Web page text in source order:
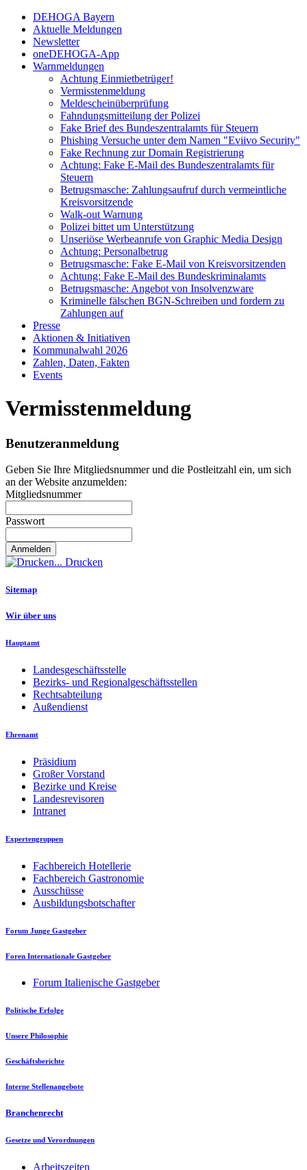
DEHOGA Bayern
Aktuelle Meldungen
Newsletter
oneDEHOGA-App
Warnmeldungen
Achtung Einmietbetrüger!
Vermisstenmeldung
Meldescheinüberprüfung
Fahndungsmitteilung der Polizei
Fake Brief des Bundeszentralamts für Steuern
Phishing Versuche unter dem Namen "Eviivo Security"
Fake Rechnung zur Domain Registrierung
Achtung: Fake E-Mail des Bundeszentralamts für
Steuern
Betrugsmasche: Zahlungsaufruf durch vermeintliche
Kreisvorsitzende
Walk-out Warnung
Polizei bittet um Unterstützung
Unseriöse Werbeanrufe von Graphic Media Design
Achtung: Personalbetrug
Betrugsmasche: Fake E-Mail von Kreisvorsitzenden
Achtung: Fake E-Mail des Bundeskriminalamts
Betrugsmasche: Angebot von Insolvenzware
Kriminelle fälschen BGN-Schreiben und fordern zu
Zahlungen auf
Presse
Aktionen & Initiativen
Kommunalwahl 2026
Zahlen, Daten, Fakten
Events
Vermisstenmeldung
Benutzeranmeldung
Geben Sie Ihre Mitgliedsnummer und die Postleitzahl ein, um sich
an der Website anzumelden:
Mitgliedsnummer
Passwort
Drucken
Sitemap
Wir über uns
Hauptamt
Landesgeschäftsstelle
Bezirks- und Regionalgeschäftsstellen
Rechtsabteilung
Außendienst
Ehrenamt
Präsidium
Großer Vorstand
Bezirke und Kreise
Landesrevisoren
Intranet
Expertengruppen
Fachbereich Hotellerie
Fachbereich Gastronomie
Ausschüsse
Ausbildungsbotschafter
Forum Junge Gastgeber
Foren Internationale Gastgeber
Forum Italienische Gastgeber
Politische Erfolge
Unsere Philosophie
Geschäftsberichte
Interne Stellenangebote
Branchenrecht
Gesetze und Verordnungen
Arbeitszeiten